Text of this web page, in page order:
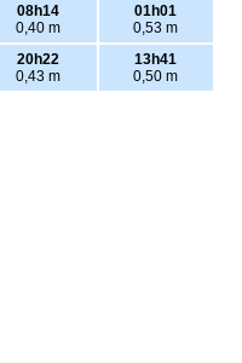
08h14
0,40 m
01h01
0,53 m
20h22
0,43 m
13h41
0,50 m